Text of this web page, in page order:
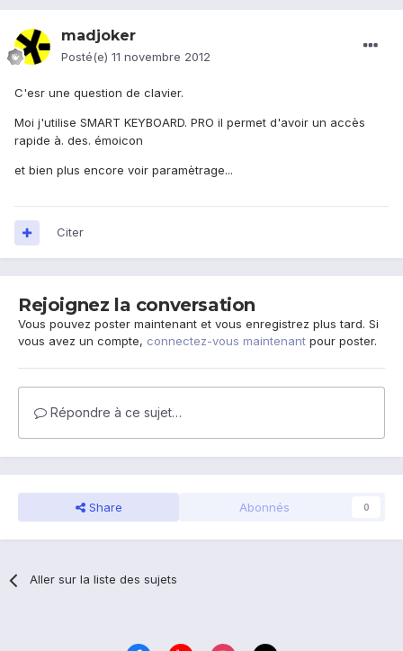
madjoker
Posté(e) 11 novembre 2012
C'esr une question de clavier.
Moi j'utilise SMART KEYBOARD. PRO il permet d'avoir un accès
rapide à. des. émoicon
et bien plus encore voir paramètrage...
Citer
Rejoignez la conversation
Vous pouvez poster maintenant et vous enregistrez plus tard. Si
vous avez un compte, connectez-vous maintenant pour poster.
Répondre à ce sujet…
Share Abonnés 0
Aller sur la liste des sujets